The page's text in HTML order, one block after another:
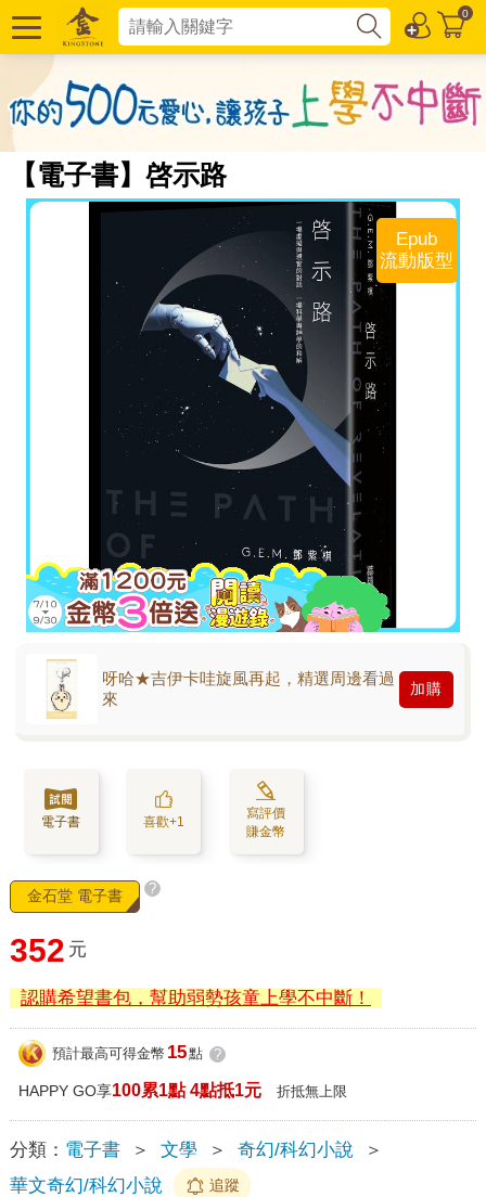
0
【電子書】啓示路
Epub
流動版型
呀哈★吉伊卡哇旋風再起，精選周邊看過
來
加購
電子書 喜歡+1
寫評價
賺金幣
金石堂 電子書 ?
352 元
認購希望書包，幫助弱勢孩童上學不中斷！
預計最高可得金幣 15點 ?
HAPPY GO享100累1點 4點抵1元 折抵無上限
分類： 電子書 ＞ 文學 ＞ 奇幻/科幻小說
＞
華文奇幻/科幻小說
追蹤